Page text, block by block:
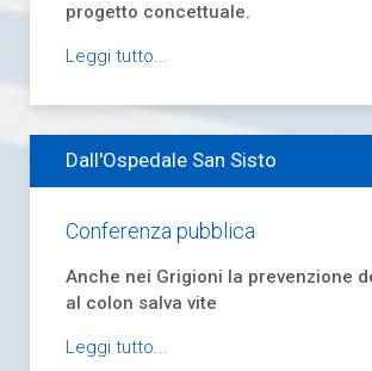
progetto concettuale.
Leggi tutto...
Dall'Ospedale San Sisto
Conferenza pubblica
Anche nei Grigioni la prevenzione
al colon salva vite
Leggi tutto...